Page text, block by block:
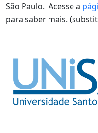
São Paulo. Acesse a
para saber mais.